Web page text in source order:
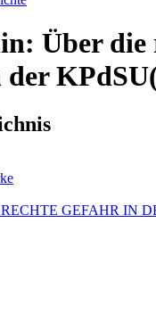
Über die
GEFAHR IN